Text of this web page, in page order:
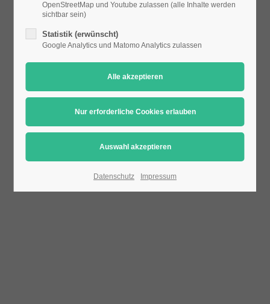
Lorem ipsum dolor sit amet:
24h / 365days
We offer support for our customers
Get in touch
Cybersteel Inc.
OpenStreetMap und Youtube zulassen (alle Inhalte werden
sichtbar sein)
Statistik (erwünscht)
Google Analytics und Matomo Analytics zulassen
Datenschutz Impressum